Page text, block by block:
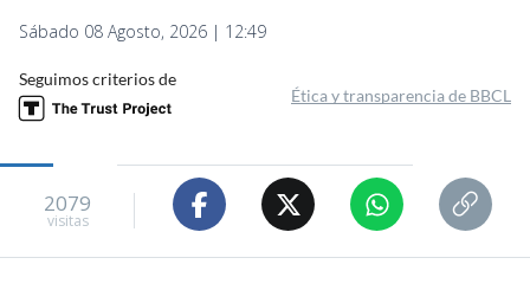
Sábado 08 Agosto, 2026 | 12:49
Seguimos criterios de
Ética y transparencia de BBCL
2079
visitas